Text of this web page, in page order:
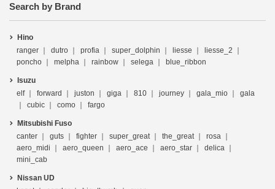
Search by Brand
Hino
ranger
dutro profia super_dolphin liesse
liesse_2
poncho
melpha rainbow selega blue_ribbon
Isuzu
elf
forward juston giga 810 journey gala_mio
gala
cubic
como fargo
Mitsubishi Fuso
canter
guts fighter super_great the_great
rosa
aero_midi
aero_queen aero_ace aero_star
delica
mini_cab
Nissan UD